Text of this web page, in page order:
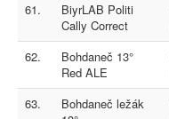
61.
BiyrLAB Politi
Cally Correct
62.
Bohdaneč 13°
Red ALE
63.
Bohdaneč ležák